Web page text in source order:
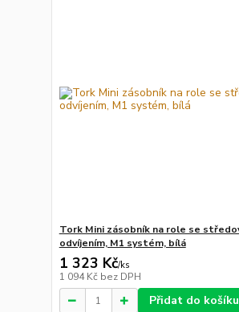
Tork Mini zásobník na role se
odvíjením, M1 systém, bílá
1 323 Kč/ks
1 094 Kč bez DPH
Přidat do košíku